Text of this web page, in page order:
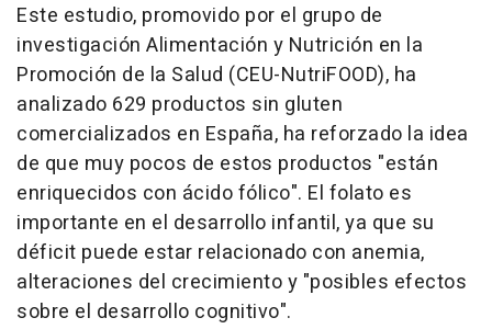
Este estudio, promovido por el grupo de
investigación Alimentación y Nutrición en la
Promoción de la Salud (CEU-NutriFOOD), ha
analizado 629 productos sin gluten
comercializados en España, ha reforzado la idea
de que muy pocos de estos productos "están
enriquecidos con ácido fólico". El folato es
importante en el desarrollo infantil, ya que su
déficit puede estar relacionado con anemia,
alteraciones del crecimiento y "posibles efectos
sobre el desarrollo cognitivo".